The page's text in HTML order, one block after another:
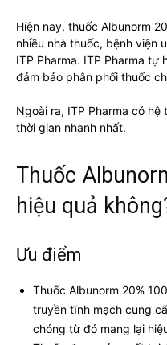
Hiện nay, thuốc Albunorm
nhiều nhà thuốc, bệnh viện
ITP Pharma. ITP Pharma tự
đảm bảo phân phối thuốc
Ngoài ra, ITP Pharma có
thời gian nhanh nhất.
Thuốc
hiệu quả
Ưu điểm
Thuốc Albunorm 20%
truyền tĩnh mạch cung
chóng từ đó mang lại